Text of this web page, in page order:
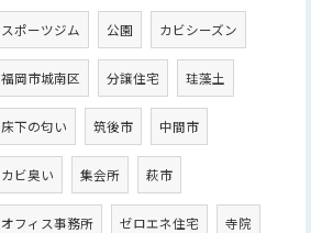
スポーツジム 公園 カビシーズン
福岡市城南区 分譲住宅 珪藻土
床下の匂い 筑後市 中間市
カビ臭い 集会所 萩市
オフィス事務所 ゼロエネ住宅 寺院